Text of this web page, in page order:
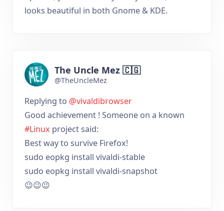
looks beautiful in both Gnome & KDE.
The Uncle Mez 🇨🇬
@TheUncleMez
Replying to @vivaldibrowser
Good achievement ! Someone on a known
#Linux project said:
Best way to survive Firefox!
sudo eopkg install vivaldi-stable
sudo eopkg install vivaldi-snapshot
😉😉😉